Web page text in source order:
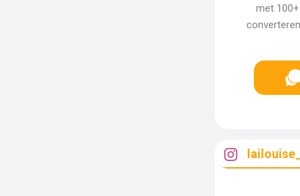
met
lailouise_